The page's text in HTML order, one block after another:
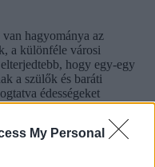
My Personal
hagyománya az
a különféle városi
hogy egy-egy
a szülők és baráti
édességeket
a másikat.